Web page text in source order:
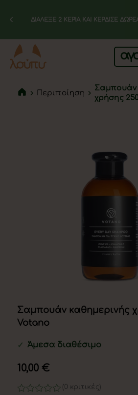
ΔΙΑΛΕΞΕ 2 ΚΕΡΙΑ ΚΑΙ ΚΕΡΔΙΣΕ
Περιποίηση
Σαμπουάν
χρήσης
Σαμπουάν καθημερινής
Votano
✓ Άμεσα διαθέσιμο
10,00 €
(0 κριτικές)